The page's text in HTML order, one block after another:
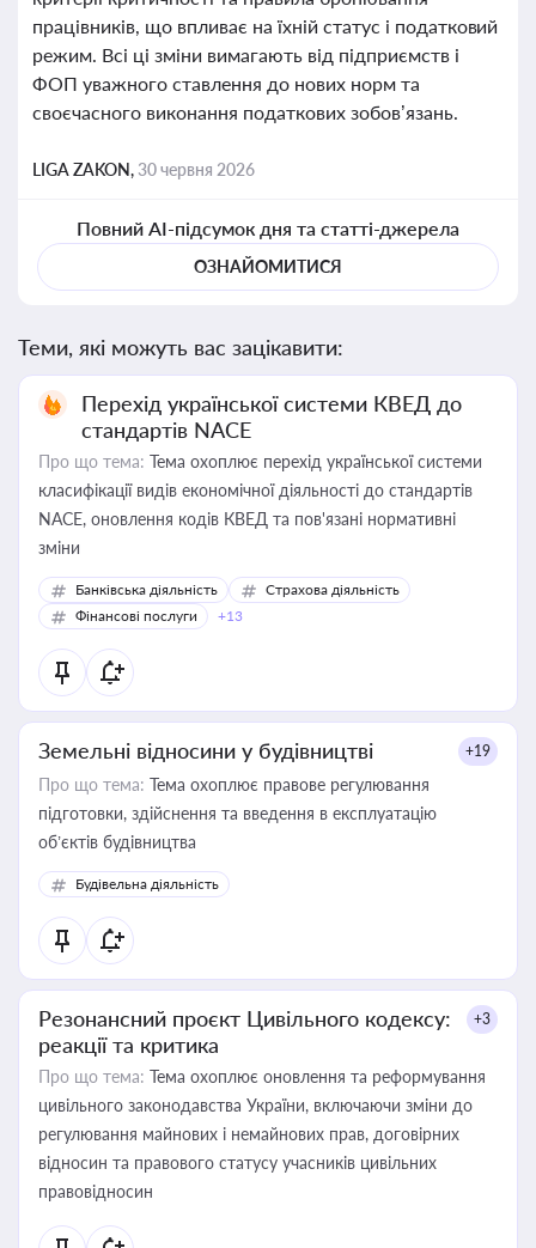
працівників, що впливає на їхній статус і податковий
режим. Всі ці зміни вимагають від підприємств і
ФОП уважного ставлення до нових норм та
своєчасного виконання податкових зобов’язань.
LIGA ZAKON,30 червня 2026
Повний AI-підсумок дня та статті-джерела
ОЗНАЙОМИТИСЯ
Теми, які можуть вас зацікавити:
Перехід української системи КВЕД до
стандартів NACE
Про що тема: Тема охоплює перехід української системи
класифікації видів економічної діяльності до стандартів
NACE, оновлення кодів КВЕД та пов'язані нормативні
зміни
Банківська діяльність
Страхова діяльність
Фінансові послуги
+13
Земельні відносини у будівництві +19
Про що тема: Тема охоплює правове регулювання
підготовки, здійснення та введення в експлуатацію
об’єктів будівництва
Будівельна діяльність
Резонансний проєкт Цивільного кодексу:
реакції та критика
+3
Про що тема: Тема охоплює оновлення та реформування
цивільного законодавства України, включаючи зміни до
регулювання майнових і немайнових прав, договірних
відносин та правового статусу учасників цивільних
правовідносин